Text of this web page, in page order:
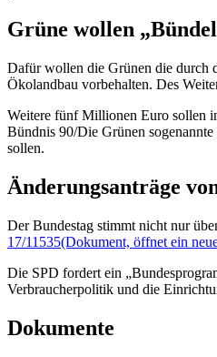
Grüne wollen
Dafür wollen die Grünen die durch
Ökolandbau vorbehalten. Des
Weitere fünf Millionen Euro sollen
Bündnis 90/Die Grünen
sollen.
Änderungsanträge
Der Bundestag stimmt nicht nur
17/11535(Dokument, öffnet ein
Die SPD fordert ein
Verbraucherpolitik und die
Dokumente